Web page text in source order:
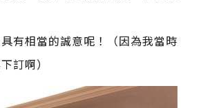
有相當的誠意呢！（因為我當時
訂啊）